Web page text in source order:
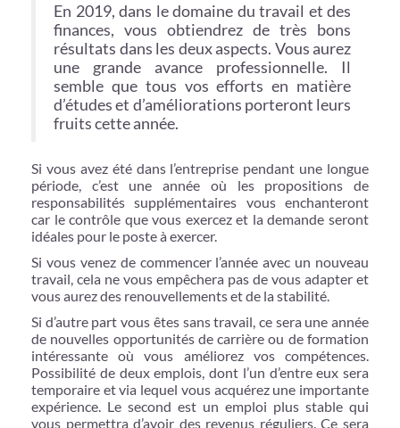
En 2019, dans le domaine du travail et des
finances, vous obtiendrez de très bons
résultats dans les deux aspects. Vous aurez
une grande avance professionnelle. Il
semble que tous vos efforts en matière
d’études et d’améliorations porteront leurs
fruits cette année.
Si vous avez été dans l’entreprise pendant une longue
période, c’est une année où les propositions de
responsabilités supplémentaires vous enchanteront
car le contrôle que vous exercez et la demande seront
idéales pour le poste à exercer.
Si vous venez de commencer l’année avec un nouveau
travail, cela ne vous empêchera pas de vous adapter et
vous aurez des renouvellements et de la stabilité.
Si d’autre part vous êtes sans travail, ce sera une année
de nouvelles opportunités de carrière ou de formation
intéressante où vous améliorez vos compétences.
Possibilité de deux emplois, dont l’un d’entre eux sera
temporaire et via lequel vous acquérez une importante
expérience. Le second est un emploi plus stable qui
vous permettra d’avoir des revenus réguliers. Ce sera